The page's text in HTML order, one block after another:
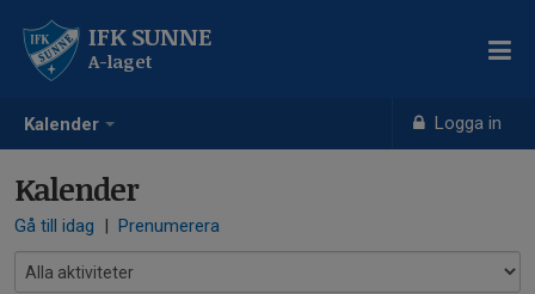
Kalender Logga in
IFK SUNNE
A-laget
Kalender
Gå till idag | Prenumerera